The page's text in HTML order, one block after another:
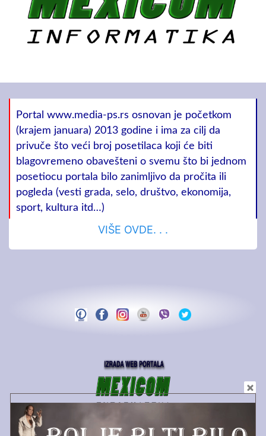
Portal www.media-ps.rs osnovan je početkom
(krajem januara) 2013 godine i ima za cilj da
privuče što veći broj posetilaca koji će biti
blagovremeno obavešteni o svemu što bi jednom
posetiocu portala bilo zanimljivo da pročita ili
pogleda (vesti grada, selo, društvo, ekonomija,
sport, kultura itd…)
VIŠE OVDE. . .